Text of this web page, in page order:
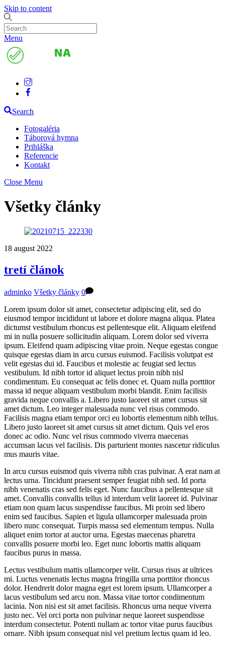
Skip to content
Menu
Search
Fotogaléria
Táborová hymna
Prihláška
Referencie
Kontakt
Close Menu
Všetky články
18 august 2022
tretí článok
adminko Všetky články 0
Lorem ipsum dolor sit amet, consectetur adipiscing elit, sed do
eiusmod tempor incididunt ut labore et dolore magna aliqua. Platea
dictumst vestibulum rhoncus est pellentesque elit. Aliquam eleifend
mi in nulla posuere sollicitudin aliquam. Lorem dolor sed viverra
ipsum. Eleifend quam adipiscing vitae proin. Neque egestas congue
quisque egestas diam in arcu cursus euismod. Facilisis volutpat est
velit egestas dui id. Faucibus et molestie ac feugiat sed lectus
vestibulum. Id nibh tortor id aliquet lectus proin nibh nisl
condimentum. Eu consequat ac felis donec et. Quam nulla porttitor
massa id neque aliquam vestibulum morbi blandit. Enim facilisis
gravida neque convallis a. Libero justo laoreet sit amet cursus sit
amet dictum. Leo integer malesuada nunc vel risus commodo.
Facilisis magna etiam tempor orci eu lobortis elementum nibh tellus.
Libero justo laoreet sit amet cursus sit amet dictum. Quis vel eros
donec ac odio. Nunc vel risus commodo viverra maecenas
accumsan lacus vel facilisis. Dis parturient montes nascetur ridiculus
mus mauris vitae.
In arcu cursus euismod quis viverra nibh cras pulvinar. A erat nam at
lectus urna. Tincidunt praesent semper feugiat nibh sed. Id porta
nibh venenatis cras sed felis eget. Nunc faucibus a pellentesque sit
amet. Convallis convallis tellus id interdum velit laoreet id. Pulvinar
etiam non quam lacus suspendisse faucibus. Mi proin sed libero
enim sed faucibus. Sapien et ligula ullamcorper malesuada proin
libero nunc consequat. Turpis massa sed elementum tempus. Nulla
aliquet enim tortor at auctor urna. Egestas maecenas pharetra
convallis posuere morbi leo. Eget nunc lobortis mattis aliquam
faucibus purus in massa.
Lectus vestibulum mattis ullamcorper velit. Cursus risus at ultrices
mi. Luctus venenatis lectus magna fringilla urna porttitor rhoncus
dolor. Hendrerit dolor magna eget est lorem ipsum. Ullamcorper a
lacus vestibulum sed arcu non. Massa vitae tortor condimentum
lacinia. Non nisi est sit amet facilisis. Rhoncus urna neque viverra
justo nec. Vel orci porta non pulvinar neque laoreet suspendisse
interdum consectetur. Potenti nullam ac tortor vitae purus faucibus
ornare. Nibh ipsum consequat nisl vel pretium lectus quam id leo.